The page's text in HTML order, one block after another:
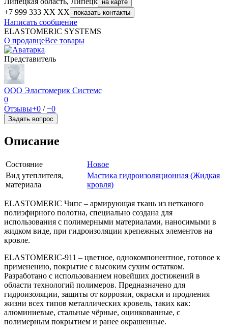
на карте
+7 999 333 XX XX показать контакты
Написать сообщение
ELASTOMERIC SYSTEMS
О продавцеВсе товары
Представитель
ООО Эластомерик Системс
0
Отзывы+0 /−0
Задать вопрос
Описание
Состояние
Новое
Вид утеплителя,
материала
Мастика гидроизоляционная (Жидкая
кровля)
ELASTOMERIC Чипс – армирующая ткань из нетканого
полиэфирного полотна, специально создана для
использования с полимерными материалами, наносимыми в
жидком виде, при гидроизоляции крепежных элементов на
кровле.
ELASTOMERIC-911 – цветное, однокомпонентное, готовое к
применению, покрытие с высоким сухим остатком.
Разработано c использованием новейших достижений в
области технологий полимеров. Предназначено для
гидроизоляции, защиты от коррозии, окраски и продления
жизни всех типов металлических кровель, таких как:
алюминиевые, стальные чёрные, оцинкованные, с
полимерным покрытием и ранее окрашенные.